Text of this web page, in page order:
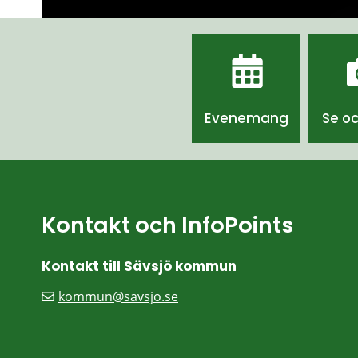
Evenemang Se
Kontakt och InfoPoints
Kontakt till Sävsjö kommun
kommun@savsjo.se